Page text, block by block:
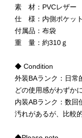
素 材：PVCレザー
仕 様：内側ポケッ
付属品：布袋
重 量：約310ｇ
◆ Condition
外装BAランク：日常
どの使用感がわずか
内装ABランク：数回
汚れがあるが、比較